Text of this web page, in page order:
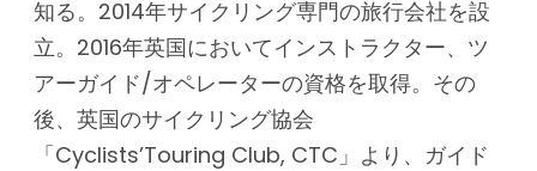
知る。2014年サイクリング専門の旅行会社を設
立。2016年英国においてインストラクター、ツ
アーガイド/オペレーターの資格を取得。その
後、英国のサイクリング協会
「Cyclists’Touring Club, CTC」より、ガイド